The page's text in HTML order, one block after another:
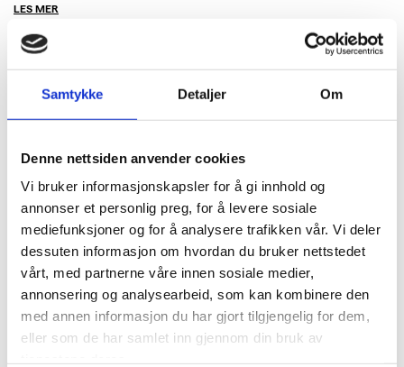
Samtykke Detaljer Om
Denne nettsiden anvender cookies
Vi bruker informasjonskapsler for å gi innhold og
annonser et personlig preg, for å levere sosiale
mediefunksjoner og for å analysere trafikken vår. Vi deler
dessuten informasjon om hvordan du bruker nettstedet
vårt, med partnerne våre innen sosiale medier,
annonsering og analysearbeid, som kan kombinere den
med annen informasjon du har gjort tilgjengelig for dem,
eller som de har samlet inn gjennom din bruk av
LES MER